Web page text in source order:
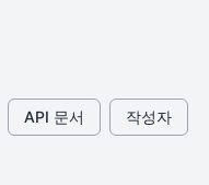
API 문서 작성자